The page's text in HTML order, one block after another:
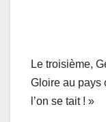
Le troisième,
Gloire au pays
l’on se tait ! »